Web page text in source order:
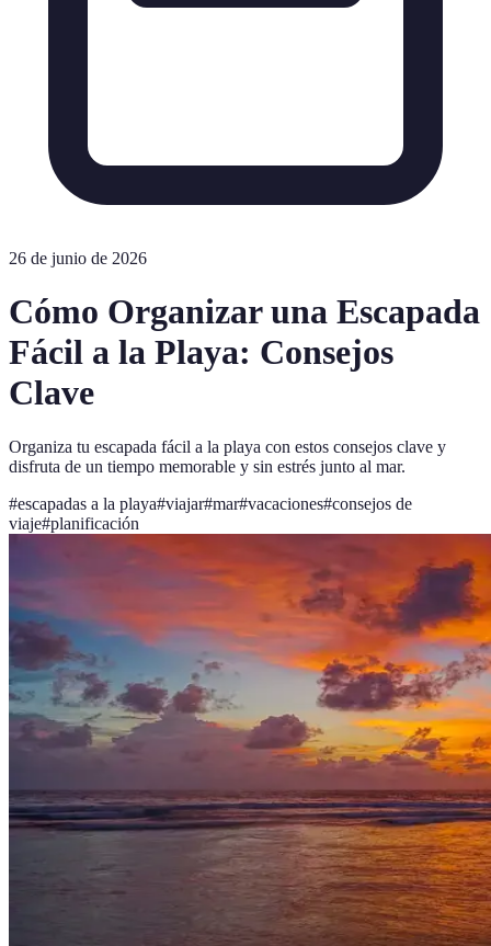
26 de junio de 2026
Cómo Organizar una Escapada
Fácil a la Playa: Consejos
Clave
Organiza tu escapada fácil a la playa con estos consejos clave y
disfruta de un tiempo memorable y sin estrés junto al mar.
#escapadas a la playa#viajar#mar#vacaciones#consejos de
viaje#planificación